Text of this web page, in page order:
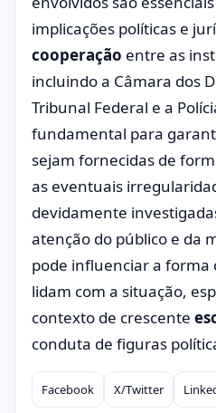
implicações políticas e
cooperação entre as
incluindo a Câmara dos
Tribunal Federal e a
fundamental para
sejam fornecidas de
as eventuais
devidamente
atenção do público e da
pode influenciar a forma
lidam com a situação,
contexto de crescente
conduta de figuras
Compartilhar
Facebook X/Twitter